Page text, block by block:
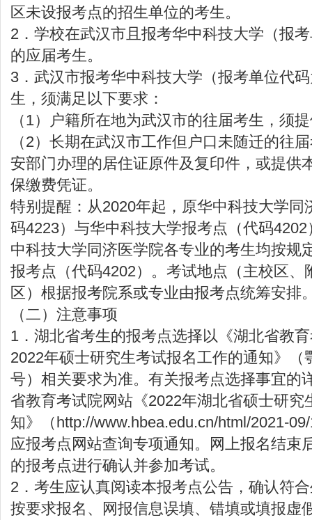
区未设报考点的招生单位的考生。
2．学校在武汉市且报考华中科技大学（报
的应届考生。
3．武汉市报考华中科技大学（报考单位代
生，须满足以下要求：
（1）户籍所在地为武汉市的往届考生，须
（2）长期在武汉市工作但户口未随迁的往
安部门办理的居住证原件及复印件，或提供
保缴费凭证。
特别提醒：从2020年起，原华中科技大学同
码4223）与华中科技大学报考点（代码
中科技大学同济医学院各专业的考生均按规
报考点（代码4202）。考试地点（主校区、
区）根据报考院系或专业由报考点统筹安排
（二）注意事项
1．湖北省考生的报考点选择以《湖北省教
2022年硕士研究生考试报名工作的通知》（
号）相关要求为准。有关报考点选择事宜的
省教育考试院网站《2022年湖北省硕士研究
知》（http://www.hbea.edu.cn/html/2021-
应报考点网站查询专项通知。网上报名结束
的报考点进行确认并参加考试。
2．考生应认真阅读本报考点公告，确认符
按要求报名、网报信息误填、错填或填报虚